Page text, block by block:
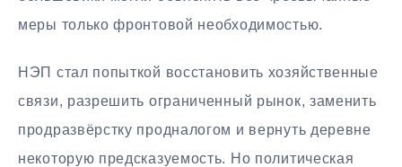
меры только фронтовой необходимостью.
НЭП стал попыткой восстановить хозяйственные
связи, разрешить ограниченный рынок, заменить
продразвёрстку продналогом и вернуть деревне
некоторую предсказуемость. Но политическая